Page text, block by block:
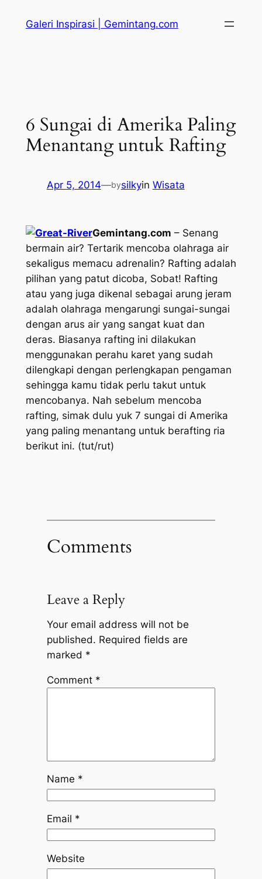
Galeri Inspirasi | Gemintang.com
6 Sungai di Amerika Paling
Menantang untuk Rafting
Apr 5, 2014—bysilkyin Wisata
Gemintang.com – Senang
bermain air? Tertarik mencoba olahraga air
sekaligus memacu adrenalin? Rafting adalah
pilihan yang patut dicoba, Sobat! Rafting
atau yang juga dikenal sebagai arung jeram
adalah olahraga mengarungi sungai-sungai
dengan arus air yang sangat kuat dan
deras. Biasanya rafting ini dilakukan
menggunakan perahu karet yang sudah
dilengkapi dengan perlengkapan pengaman
sehingga kamu tidak perlu takut untuk
mencobanya. Nah sebelum mencoba
rafting, simak dulu yuk 7 sungai di Amerika
yang paling menantang untuk berafting ria
berikut ini. (tut/rut)
Comments
Leave a Reply
Your email address will not be
published. Required fields are
marked *
Comment *
Name *
Email *
Website